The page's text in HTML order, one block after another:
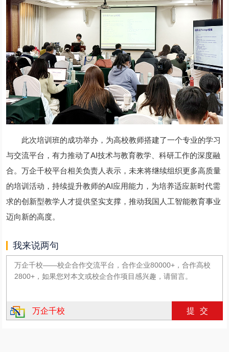
此次培训班的成功举办，为高校教师搭建了一个专业的学习
与交流平台，有力推动了AI技术与教育教学、科研工作的深度融
合。万企千校平台相关负责人表示，未来将继续组织更多高质量
的培训活动，持续提升教师的AI应用能力，为培养适应新时代需
求的创新型教学人才提供坚实支撑，推动我国人工智能教育事业
迈向新的高度。
我来说两句
提交
万企千校